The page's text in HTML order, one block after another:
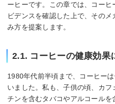
ーヒーです。この章では、コー
ビデンスを確認した上で、その
み方を提案します。
2.1. コーヒーの健康効果
1980年代前半頃まで、コーヒー
いました。私も、子供の頃、カ
チンを含むタバコやアルコール